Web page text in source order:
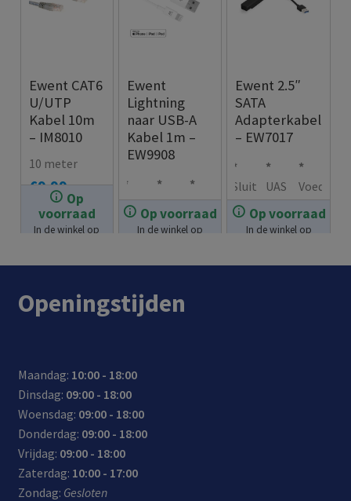
Op
voorraad
In de winkel op
Ewent CAT6
U/UTP
Kabel 10m
– IM8010
€9.99
10 meter
Op voorraad
In de winkel op
Ewent
Lightning
naar USB-A
Kabel 1m –
EW9908
12.99
USB
type
conn
r:
voor
sync
hron
isere
n en
data
-
tnin
conn
r
elle
: 1
Op voorraad
In de winkel op
Ewent 2.5″
SATA
Adapterkabel
– EW7017
€12.99
Sluit
met
deze
terk
UAS
onde
unin
Voed
via
Openingstijden
Maandag: 10:00 - 18:00
Dinsdag: 09:00 - 18:00
Woensdag: 09:00 - 18:00
Donderdag: 09:00 - 18:00
Vrijdag: 09:00 - 18:00
Zaterdag: 10:00 - 17:00
Zondag: Gesloten